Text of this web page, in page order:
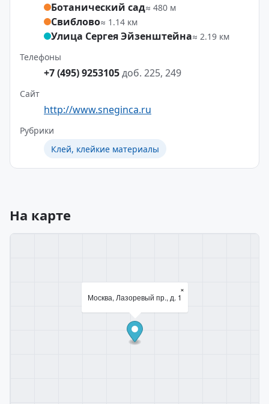
Ботанический сад≈ 480 м
Свиблово≈ 1.14 км
Улица Сергея Эйзенштейна≈ 2.19 км
Телефоны
+7 (495) 9253105доб. 225, 249
Сайт
http://www.sneginca.ru
Рубрики
Клей, клейкие материалы
На карте
Москва, Лазоревый пр., д. 1
×